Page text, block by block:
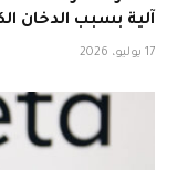
آلية بسبب الدخان
17 يوليو، 2026